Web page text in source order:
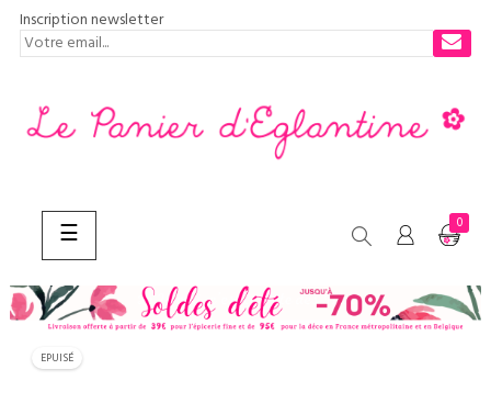
Inscription newsletter
Basculer
la
navigation
☰ 0
CHERCHER
EPUISÉ